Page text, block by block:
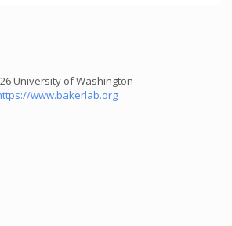
University of Washington
www.bakerlab.org